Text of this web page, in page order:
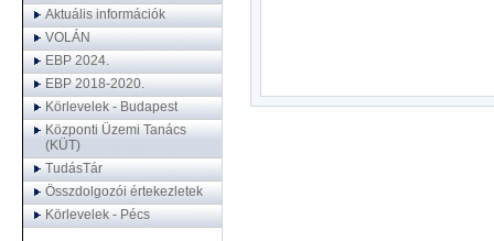
Aktuális információk
VOLÁN
EBP 2024.
EBP 2018-2020.
Körlevelek - Budapest
Központi Üzemi Tanács
(KÜT)
TudásTár
Összdolgozói értekezletek
Körlevelek - Pécs